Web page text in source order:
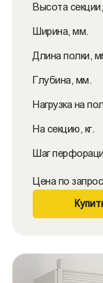
Высота
Ширина, мм.
Длина полки,
Глубина, мм.
Нагрузка на
На секцию, кг.
Шаг
Цена по